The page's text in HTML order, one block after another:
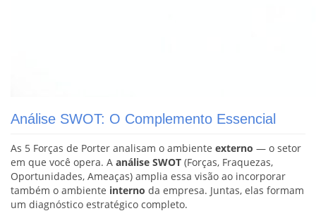
Análise SWOT: O Complemento Essencial
As 5 Forças de Porter analisam o ambiente externo — o setor
em que você opera. A análise SWOT (Forças, Fraquezas,
Oportunidades, Ameaças) amplia essa visão ao incorporar
também o ambiente interno da empresa. Juntas, elas formam
um diagnóstico estratégico completo.